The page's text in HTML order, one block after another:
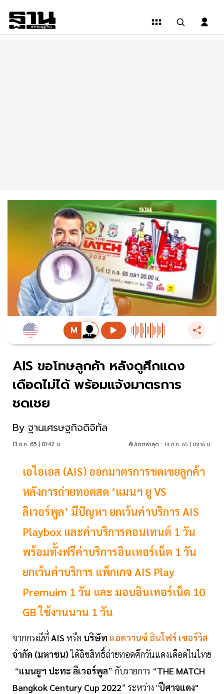
AIS ขอโทษลูกค้า หลังดูศึกแดง
เดือดไม่ได้ พร้อมแจ้งมาตรการ
ชดเชย
By ฐานเศรษฐกิจดิจิทัล
13 ก.ค. 65 | 01:42 น. อัปเดตล่าสุด : 13 ก.ค. 65 | 09:16 น.
เอไอเอส (AIS) ออกมาตรการชดเชยลูกค้า
หลังการถ่ายทอดสด ‘แมนฯ ยู VS
ลิเวอร์พูล’ มีปัญหา ยกเว้นค่าบริการ AIS
Playbox และค่าบริการคอนเทนต์ 1 วัน
พร้อมทั้งฟรีค่าบริการอินเทอร์เน็ต 1 วัน
ยกเว้นค่าบริการ แพ็กเกจ AIS Play
Premuim 1 วัน และ มอบอินเทอร์เน็ต 10
GB ใช้งานนาน 1 วัน
จากกรณีที่ AIS หรือ บริษัท แอดวานซ์ อินโฟร์ เซอร์วิส
จำกัด (มหาชน)ได้ลิขสิทธิ์ถ่ายทอดศึกวันแดงเดือดในไทย
“แมนยูฯ ปะทะ ลิเวอร์พูล” กับรายการ “THE MATCH
Bangkok Century Cup 2022” ระหว่าง "ปีศาจแดง"